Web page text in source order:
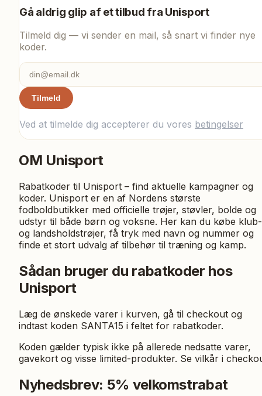
Gå aldrig glip af et tilbud fra Unisport
Tilmeld dig — vi sender en mail, så snart vi finder nye
koder.
Tilmeld
Ved at tilmelde dig accepterer du vores betingelser
OM Unisport
Rabatkoder til Unisport – find aktuelle kampagner og
koder. Unisport er en af Nordens største
fodboldbutikker med officielle trøjer, støvler, bolde og
udstyr til både børn og voksne. Her kan du købe klub-
og landsholdstrøjer, få tryk med navn og nummer og
finde et stort udvalg af tilbehør til træning og kamp.
Sådan bruger du rabatkoder hos
Unisport
Læg de ønskede varer i kurven, gå til checkout og
indtast koden SANTA15 i feltet for rabatkoder.
Koden gælder typisk ikke på allerede nedsatte varer,
gavekort og visse limited-produkter. Se vilkår i
Nyhedsbrev: 5% velkomstrabat